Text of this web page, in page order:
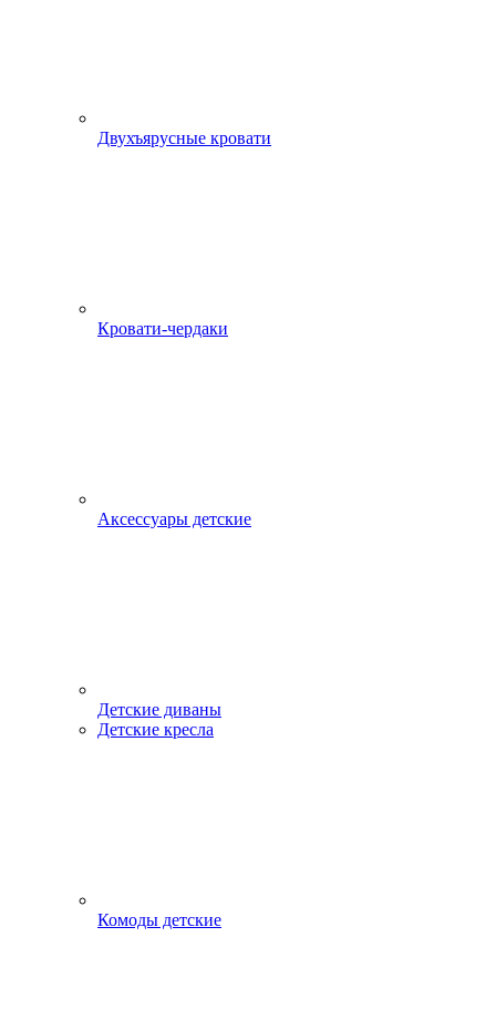
Двухъярусные кровати
Кровати-чердаки
Аксессуары детские
Детские диваны
Детские кресла
Комоды детские